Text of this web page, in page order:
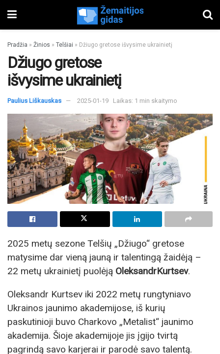
Pradžia » Žinios » Telšiai » Džiugo gretose išvysime ukrainietį
Džiugo gretose
išvysime ukrainietį
Paulius Liškauskas 2025-01-19 Laikas: 1 min skaitymo
2025 metų sezone Telšių „Džiugo“ gretose
matysime dar vieną jauną ir talentingą žaidėją –
22 metų ukrainietį puolėją OleksandrKurtsev.
Oleksandr Kurtsev iki 2022 metų rungtyniavo
Ukrainos jaunimo akademijose, iš kurių
paskutinioji buvo Charkovo „Metalist“ jaunimo
akademija. Šioje akademijoje jis įgijo tvirtą
pagrindą savo karjerai ir parodė savo talentą.